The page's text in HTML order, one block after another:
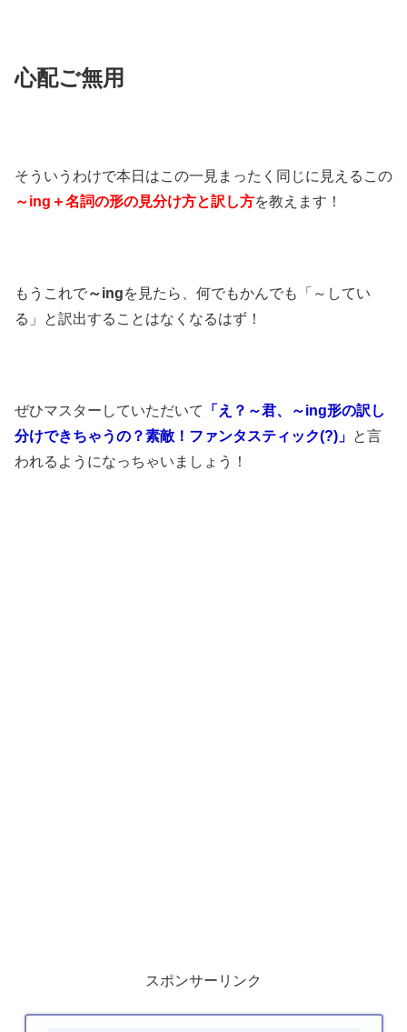
心配ご無用
そういうわけで本日はこの一見まったく同じに見えるこの
～ing＋名詞の形の見分け方と訳し方を教えます！
もうこれで～ingを見たら、何でもかんでも「～してい
る」と訳出することはなくなるはず！
ぜひマスターしていただいて
「え？～君、～ing形の訳し
分けできちゃうの？素敵！ファンタスティック(?)」 と言
われるようになっちゃいましょう！
スポンサーリンク